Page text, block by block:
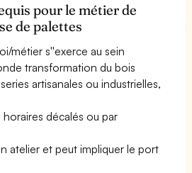
pour le métier de
de palettes
métier s''exerce au sein
transformation du bois
artisanales ou industrielles,
décalés ou par
atelier et peut impliquer le port